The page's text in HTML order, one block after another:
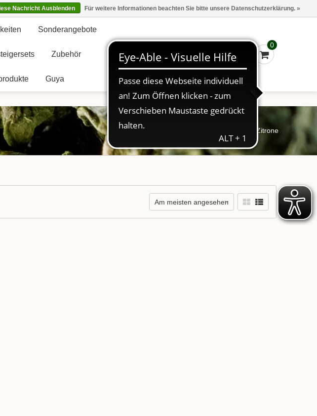
Marken Kasse - €0,00 Anmelden
Sonderangebote
Zubehör
Guya
0
Zitrone
Am meisten angesehen
Nachricht Ausblenden Für weitere Informationen beachten Sie bitte unsere Datenschutzerklärung. »